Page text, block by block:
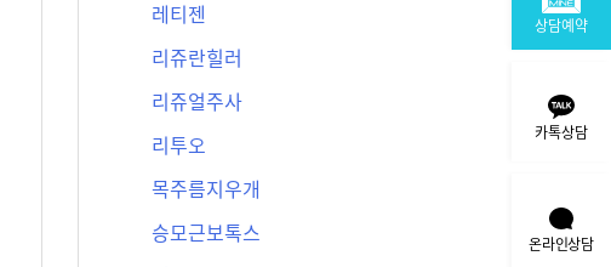
상담예약
카톡상담
온라인상담
레티젠
리쥬란힐러
리쥬얼주사
리투오
목주름지우개
승모근보톡스